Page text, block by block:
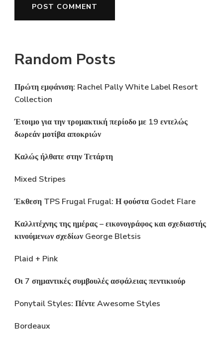
Random Posts
Πρώτη εμφάνιση: Rachel Pally White Label Resort
Collection
Έτοιμο για την τρομακτική περίοδο με 19 εντελώς
δωρεάν μοτίβα αποκριών
Καλώς ήλθατε στην Τετάρτη
Mixed Stripes
Έκθεση TPS Frugal Frugal: Η φούστα Godet Flare
Καλλιτέχνης της ημέρας – εικονογράφος και σχεδιαστής
κινούμενων σχεδίων George Bletsis
Plaid + Pink
Οι 7 σημαντικές συμβουλές ασφάλειας πεντικιούρ
Ponytail Styles: Πέντε Awesome Styles
Bordeaux